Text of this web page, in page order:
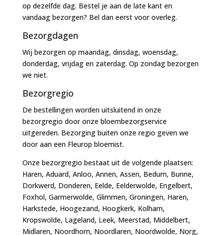
op dezelfde dag. Bestel je aan de late kant en
vandaag bezorgen? Bel dan eerst voor overleg.
Bezorgdagen
Wij bezorgen op maandag, dinsdag, woensdag,
donderdag, vrijdag en zaterdag. Op zondag bezorgen
we niet.
Bezorgregio
De bestellingen worden uitsluitend in onze
bezorgregio door onze bloembezorgservice
uitgereden. Bezorging buiten onze regio geven we
door aan een Fleurop bloemist.
Onze bezorgregio bestaat uit de volgende plaatsen:
Haren, Aduard, Anloo, Annen, Assen, Bedum, Bunne,
Dorkwerd, Donderen, Eelde, Eelderwolde, Engelbert,
Foxhol, Garmerwolde, Glimmen, Groningen, Haren,
Harkstede, Hoogezand, Hoogkerk, Kolham,
Kropswolde, Lageland, Leek, Meerstad, Middelbert,
Midlaren, Noordhorn, Noordlaren, Noordwolde, Norg,